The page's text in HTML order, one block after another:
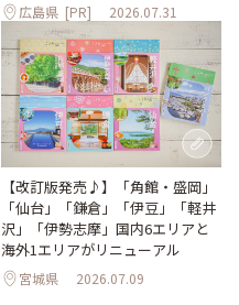
広島県 [PR] 2026.07.31
【改訂版発売♪】「角館・盛岡」
「仙台」「鎌倉」「伊豆」「軽井
沢」「伊勢志摩」国内6エリアと
海外1エリアがリニューアル
宮城県 2026.07.09